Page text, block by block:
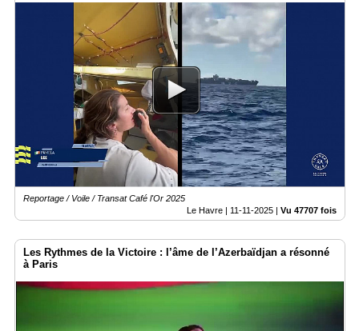
Reportage / Voile / Transat Café l'Or 2025
Le Havre | 11-11-2025 | Vu 47707 fois
Les Rythmes de la Victoire : l’âme de l’Azerbaïdjan a résonné
à Paris